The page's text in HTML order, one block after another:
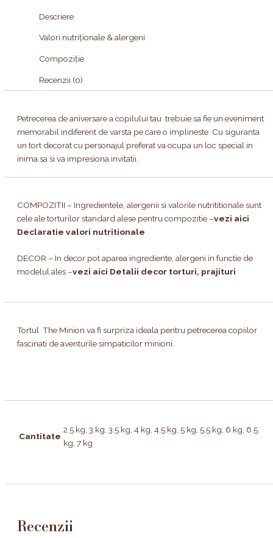
Descriere
Valori nutriționale & alergeni
Compoziție
Recenzii (0)
Petrecerea de aniversare a copilului tau trebuie sa fie un eveniment
memorabil indiferent de varsta pe care o implineste. Cu siguranta
un tort decorat cu personajul preferat va ocupa un loc special in
inima sa si va impresiona invitatii.
COMPOZITII – Ingredientele, alergenii si valorile nutrititionale sunt
cele ale torturilor standard alese pentru compozitie –vezi aici
Declaratie valori nutritionale
DECOR – In decor pot aparea ingrediente, alergeni in functie de
modelul ales –vezi aici Detalii decor torturi, prajituri
Tortul The Minion va fi surpriza ideala pentru petrecerea copiilor
fascinati de aventurile simpaticilor minioni.
Cantitate
2.5 kg, 3 kg, 3.5 kg, 4 kg, 4.5 kg, 5 kg, 5.5 kg, 6 kg, 6.5
kg, 7 kg
Recenzii